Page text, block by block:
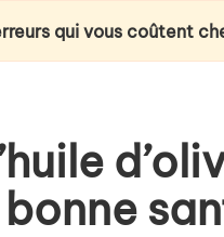
qui vous coûtent
du livret A : ce qu’il
casque VR Meta Quest 3